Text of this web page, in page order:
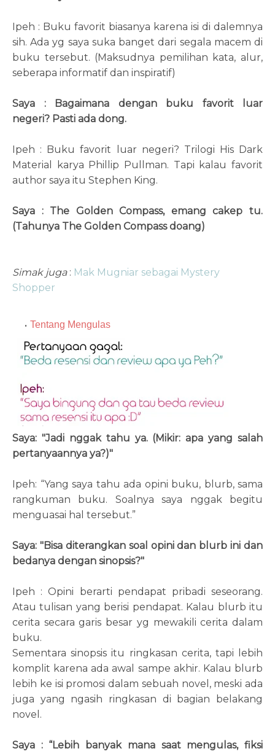
Ipeh : Buku favorit biasanya karena isi di dalemnya
sih. Ada yg saya suka banget dari segala macem di
buku tersebut. (Maksudnya pemilihan kata, alur,
seberapa informatif dan inspiratif)
Saya : Bagaimana dengan buku favorit luar
negeri? Pasti ada dong.
Ipeh : Buku favorit luar negeri? Trilogi His Dark
Material karya Phillip Pullman. Tapi kalau favorit
author saya itu Stephen King.
Saya : The Golden Compass, emang cakep tu.
(Tahunya The Golden Compass doang)
Simak juga: Mak Mugniar sebagai Mystery
Shopper
Tentang Mengulas
Saya: "Jadi nggak tahu ya. (Mikir: apa yang salah
pertanyaannya ya?)"
Ipeh: “Yang saya tahu ada opini buku, blurb, sama
rangkuman buku. Soalnya saya nggak begitu
menguasai hal tersebut.”
Saya: "Bisa diterangkan soal opini dan blurb ini dan
bedanya dengan sinopsis?"
Ipeh : Opini berarti pendapat pribadi seseorang.
Atau tulisan yang berisi pendapat. Kalau blurb itu
cerita secara garis besar yg mewakili cerita dalam
buku.
Sementara sinopsis itu ringkasan cerita, tapi lebih
komplit karena ada awal sampe akhir. Kalau blurb
lebih ke isi promosi dalam sebuah novel, meski ada
juga yang ngasih ringkasan di bagian belakang
novel.
Saya : “Lebih banyak mana saat mengulas, fiksi